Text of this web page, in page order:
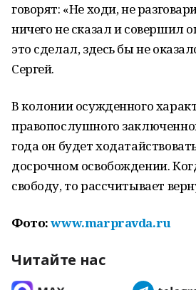
говорят: «Не ходи, не
ничего не сказал и совершил
это сделал, здесь бы не
Сергей.
В колонии осужденного
правопослушного
года он будет
досрочном освобождении.
свободу, то рассчитывает
Фото:www.marpravda.ru
Читайте нас